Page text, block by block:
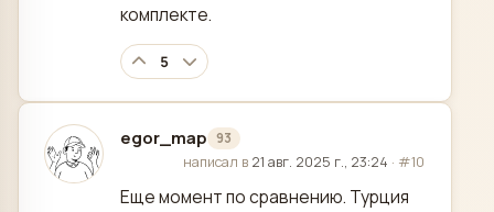
комплекте.
5
egor_map 93
отредактировано
написал в 21 авг. 2025 г., 23:24 · #10
Еще момент по сравнению. Турция